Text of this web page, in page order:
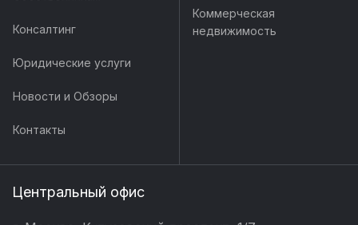
Консалтинг
Юридические услуги
Новости и Обзоры
Контакты
Коммерческая
недвижимость
Центральный офис